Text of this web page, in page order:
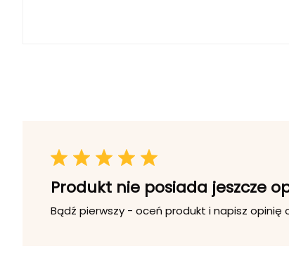
Produkt nie posiada jeszcze
Bądź pierwszy - oceń produkt i napisz opinię